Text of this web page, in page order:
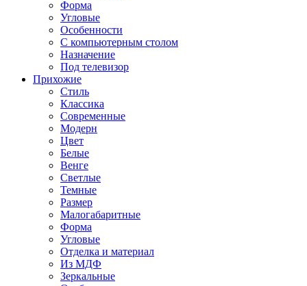
Форма
Угловые
Особенности
С компьютерным столом
Назначение
Под телевизор
Прихожие
Стиль
Классика
Современные
Модерн
Цвет
Белые
Венге
Светлые
Темные
Размер
Малогабаритные
Форма
Угловые
Отделка и материал
Из МДФ
Зеркальные